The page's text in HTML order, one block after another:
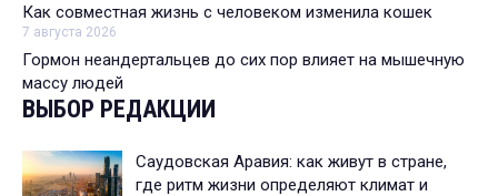
Как совместная жизнь с человеком изменила кошек
7 августа 2026
Гормон неандертальцев до сих пор влияет на мышечную
массу людей
ВЫБОР РЕДАКЦИИ
Саудовская Аравия: как живут в стране,
где ритм жизни определяют климат и